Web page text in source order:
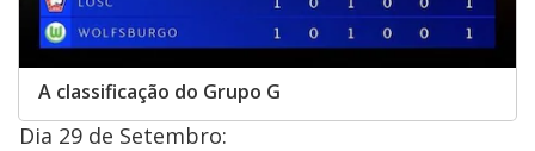
A classificação do Grupo G
Dia 29 de Setembro: